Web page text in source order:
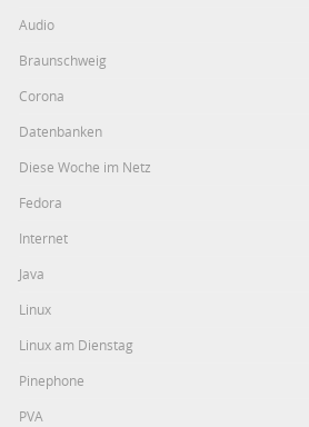
Audio
Braunschweig
Corona
Datenbanken
Diese Woche im Netz
Fedora
Internet
Java
Linux
Linux am Dienstag
Pinephone
PVA